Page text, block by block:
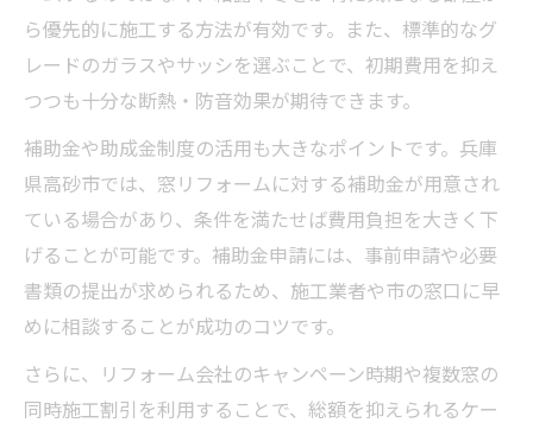
ら優先的に施工する方法が有効です。また、標準的なグ
レードのガラスやサッシを選ぶことで、初期費用を抑え
つつも十分な断熱・防音効果が期待できます。
補助金や助成金制度の活用も大きなポイントです。兵庫
県高砂市では、窓リフォームに対する補助金が用意され
ている場合があり、条件を満たせば費用負担を大きく下
げることが可能です。補助金申請には、事前申請や必要
書類の提出が求められるため、施工業者や市の窓口に早
めに相談することが成功のコツです。
さらに、リフォーム会社のキャンペーン時期や複数窓の
同時施工割引を利用することで、総額を抑えられるケー